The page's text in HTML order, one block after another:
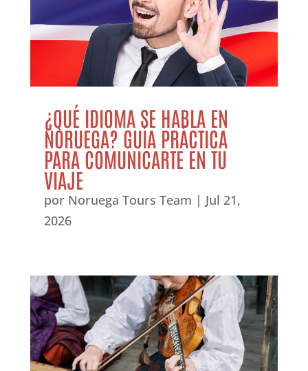
¿QUÉ IDIOMA SE HABLA EN
NORUEGA? GUÍA PRÁCTICA
PARA COMUNICARTE EN TU
VIAJE
por Noruega Tours Team | Jul 21,
2026